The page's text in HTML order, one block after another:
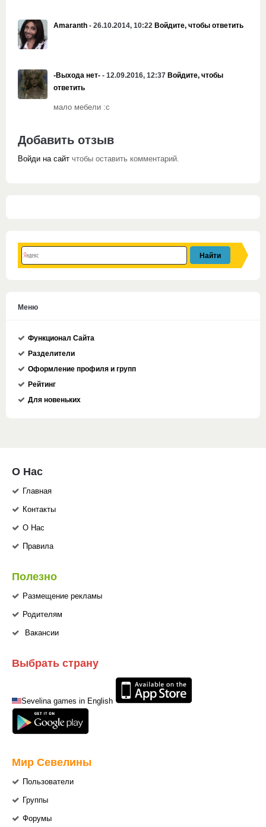
Amaranth - 26.10.2014, 10:22 Войдите, чтобы ответить
-Выхода нет- - 12.09.2016, 12:37 Войдите, чтобы
ответить
мало мебели :с
Добавить отзыв
Войди на сайт чтобы оставить комментарий.
Меню
Функционал Сайта
Разделители
Оформление профиля и групп
Рейтинг
Для новеньких
О Нас
Главная
Контакты
О Нас
Правила
Полезно
Размещение рекламы
Родителям
Вакансии
Выбрать страну
Sevelina games in English
Мир Севелины
Пользователи
Группы
Форумы